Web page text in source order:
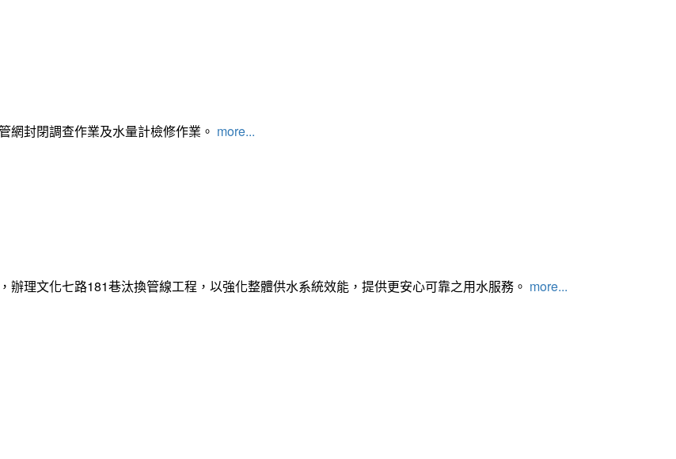
網封閉調查作業及水量計檢修作業。 more...
理文化七路181巷汰換管線工程，以強化整體供水系統效能，提供更安心可靠之用水服務。 more...